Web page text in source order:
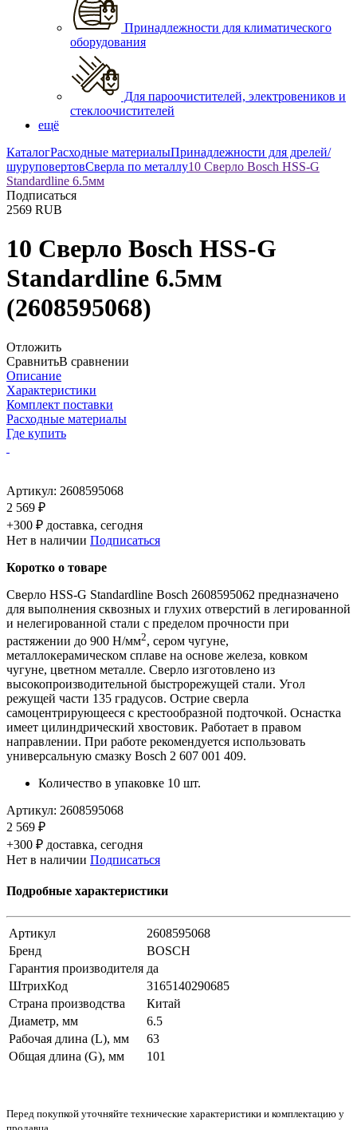
Принадлежности для климатического
оборудования
Для пароочистителей, электровеников и
стеклоочистителей
ещё
КаталогРасходные материалыПринадлежности для дрелей/
шуруповертовСверла по металлу10 Сверло Bosch HSS-G
Standardline 6.5мм
Подписаться
2569 RUB
10 Сверло Bosch HSS-G
Standardline 6.5мм
(2608595068)
Отложить
СравнитьВ сравнении
Описание
Характеристики
Комплект поставки
Расходные материалы
Где купить
Артикул: 2608595068
2 569 ₽
+300 ₽ доставка, сегодня
Нет в наличии Подписаться
Коротко о товаре
Сверло HSS-G Standardline Bosch 2608595062 предназначено
для выполнения сквозных и глухих отверстий в легированной
и нелегированной стали с пределом прочности при
растяжении до 900 Н/мм2, сером чугуне,
металлокерамическом сплаве на основе железа, ковком
чугуне, цветном металле. Сверло изготовлено из
высокопроизводительной быстрорежущей стали. Угол
режущей части 135 градусов. Острие сверла
самоцентрирующееся с крестообразной подточкой. Оснастка
имеет цилиндрический хвостовик. Работает в правом
направлении. При работе рекомендуется использовать
универсальную смазку Bosch 2 607 001 409.
Количество в упаковке 10 шт.
Артикул: 2608595068
2 569 ₽
+300 ₽ доставка, сегодня
Нет в наличии Подписаться
Подробные характеристики
Артикул
2608595068
Бренд
BOSCH
Гарантия производителя да
ШтрихКод
3165140290685
Страна производства
Китай
Диаметр, мм
6.5
Рабочая длина (L), мм
63
Общая длина (G), мм
101
Перед покупкой уточняйте технические характеристики и комплектацию у